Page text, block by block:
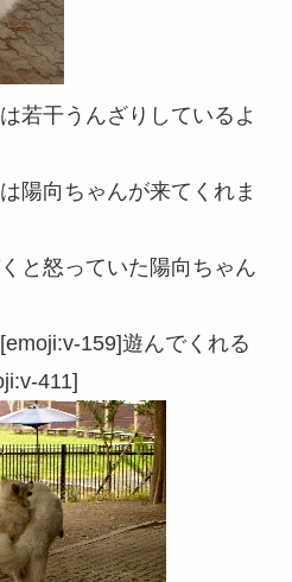
若干うんざりしているよ
陽向ちゃんが来てくれま
と怒っていた陽向ちゃん
159]遊んでくれる
411]